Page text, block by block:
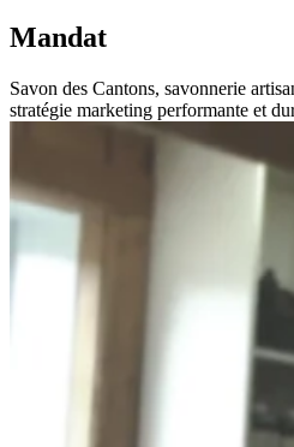
Mandat
Savon des Cantons, savonnerie
stratégie marketing performante et